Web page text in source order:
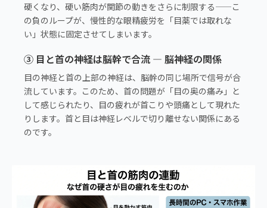
硬くなり、硬い筋肉が関節の動きをさらに制限する——こ
の負のループが、慢性的な眼精疲労を「目薬では取れな
い」状態に固定させてしまいます。
③ 目と首の神経は脳幹で合流 — 脳神経の関係
目の神経と首の上部の神経は、脳幹の同じ場所で信号が合
流しています。このため、首の問題が「目の奥の痛み」と
して感じられたり、目の疲れが首こりや頭痛として現れた
りします。首と目は神経レベルで切り離せない関係にある
のです。